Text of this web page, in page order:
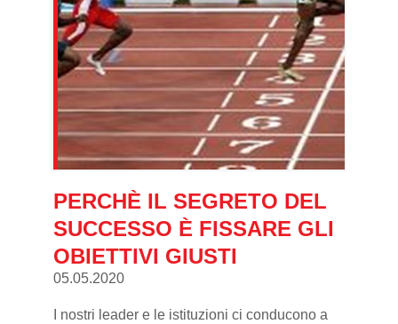
PERCHÈ IL SEGRETO DEL
SUCCESSO È FISSARE GLI
OBIETTIVI GIUSTI
05.05.2020
I nostri leader e le istituzioni ci conducono a